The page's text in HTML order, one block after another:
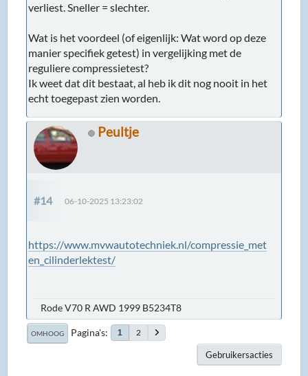
verliest. Sneller = slechter.
Wat is het voordeel (of eigenlijk: Wat word op deze
manier specifiek getest) in vergelijking met de
reguliere compressietest?
Ik weet dat dit bestaat, al heb ik dit nog nooit in het
echt toegepast zien worden.
Peultje
#14 06-10-2025 13:23:02
https://www.mvwautotechniek.nl/compressie_met
en_cilinderlektest/
Rode V70 R AWD 1999 B5234T8
OMHOOG Pagina's 1 2
Gebruikersacties